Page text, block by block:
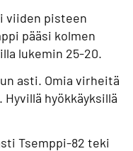
viiden pisteen
pääsi kolmen
lukemin 25-20.
asti. Omia virheitä
hyökkäyksillä
Tsemppi-82 teki